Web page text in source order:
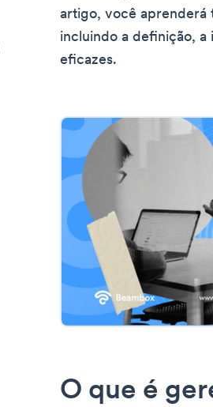
artigo, você aprenderá
incluindo a definição, a
eficazes.
O que é